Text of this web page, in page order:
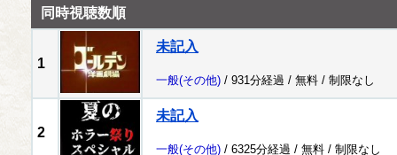
同時視聴数順
1
未記入
一般(その他) / 931分経過 / 無料 / 制限なし
2
未記入
一般(その他) / 6325分経過 / 無料 / 制限なし